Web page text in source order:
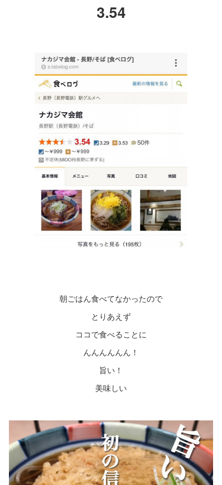
3.54
朝ごはん食べてなかったので
とりあえず
ココで食べることに
んんんんんん！
旨い！
美味しい